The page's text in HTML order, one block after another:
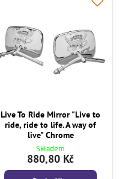
Live To Ride Mirror "Live to
ride, ride to life. A way of
live" Chrome
Skladem
880,80 Kč